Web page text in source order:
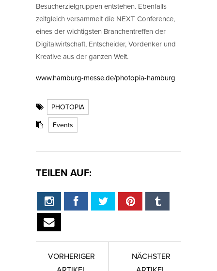
Besucherzielgruppen entstehen. Ebenfalls
zeitgleich versammelt die NEXT Conference,
eines der wichtigsten Branchentreffen der
Digitalwirtschaft, Entscheider, Vordenker und
Kreative aus der ganzen Welt.
www.hamburg-messe.de/photopia-hamburg
PHOTOPIA
Events
TEILEN AUF:
VORHERIGER
NÄCHSTER